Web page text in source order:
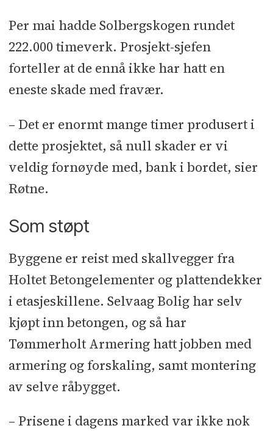
Per mai hadde Solbergskogen rundet
222.000 timeverk. Prosjekt-sjefen
forteller at de ennå ikke har hatt en
eneste skade med fravær.
– Det er enormt mange timer produsert i
dette prosjektet, så null skader er vi
veldig fornøyde med, bank i bordet, sier
Røtne.
Som støpt
Byggene er reist med skallvegger fra
Holtet Betongelementer og plattendekker
i etasjeskillene. Selvaag Bolig har selv
kjøpt inn betongen, og så har
Tømmerholt Armering hatt jobben med
armering og forskaling, samt montering
av selve råbygget.
– Prisene i dagens marked var ikke nok